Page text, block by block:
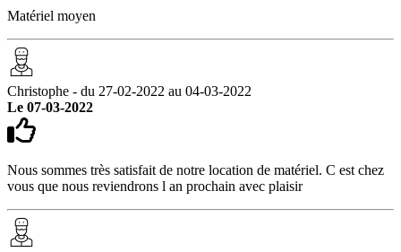
Matériel moyen
Christophe - du 27-02-2022 au 04-03-2022
Le 07-03-2022
Nous sommes très satisfait de notre location de matériel. C est chez
vous que nous reviendrons l an prochain avec plaisir